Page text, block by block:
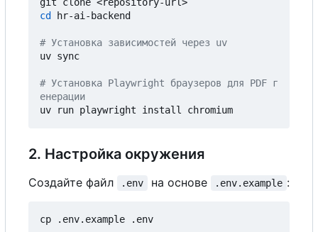
cd
hr-ai-backend
# Установка зависимостей через uv
uv sync
# Установка Playwright браузеров для PDF г
енерации
2. Настройка окружения
Создайте файл .env на основе .env.example :